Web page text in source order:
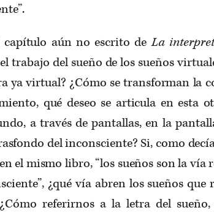
capítulo aún no escrito deLa
trabajo del sueño de los sueños
ya virtual? ¿Cómo se transforman la
qué deseo se articula en esta
a través de pantallas, en la
del inconsciente? Si, como
el mismo libro, “los sueños son la vía
¿qué vía abren los sueños que
referirnos a la letra del